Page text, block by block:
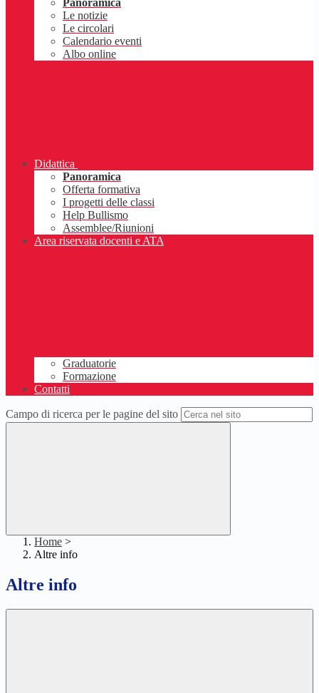
Panoramica
Le notizie
Le circolari
Calendario eventi
Albo online
Didattica
Panoramica
Offerta formativa
I progetti delle classi
Help Bullismo
Assemblee/Riunioni
Area riservata docenti e ATA
Graduatorie
Formazione
Contatti
Campo di ricerca per le pagine del sito
Home >
Altre info
Altre info